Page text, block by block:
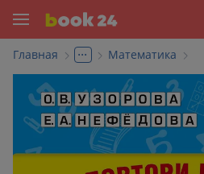
Главная ... Математика